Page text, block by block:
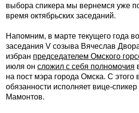
выбора спикера мы вернемся уже
время октябрьских заседаний.
Напомним, в марте текущего года
заседания V созыва Вячеслав
избран председателем Омского
июля он сложил с себя полномочия
на пост мэра города Омска. С этого
обязанности исполняет вице-
Мамонтов.